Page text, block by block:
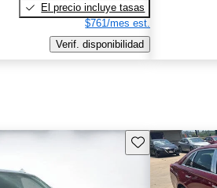
El precio incluye tasas
$761/mes est.
Verif. disponibilidad
Guarda este Aviso